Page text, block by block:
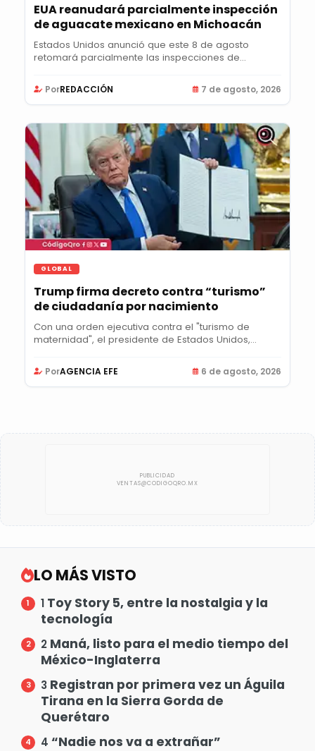
EUA reanudará parcialmente inspección
de aguacate mexicano en Michoacán
Estados Unidos anunció que este 8 de agosto
retomará parcialmente las inspecciones de
PorREDACCIÓN 7 de agosto, 2026
GLOBAL
Trump firma decreto contra “turismo”
de ciudadanía por nacimiento
Con una orden ejecutiva contra el "turismo de
maternidad", el presidente de Estados Unidos,
PorAGENCIA EFE 6 de agosto, 2026
LO MÁS VISTO
1 Toy Story 5, entre la nostalgia y la
tecnología
2 Maná, listo para el medio tiempo del
México-Inglaterra
3 Registran por primera vez un Águila
Tirana en la Sierra Gorda de
Querétaro
4 “Nadie nos va a extrañar”